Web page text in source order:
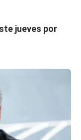
jueves por